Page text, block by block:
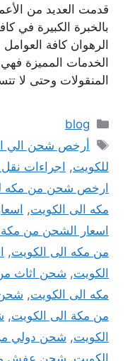
قدمت العديد من
بالخبرة الكبيرة في
الرهوان كافة
الخدمات المميزة
المنقولات وحتى لا
التصنيفات
blog
الوسوم
أرخص شحن الي
للكويت, اجراءات
ارخص شحن من مكه
مكه الى الكويت,
اسعار الشحن من
من مكه الى الكويت,
الكويت, شحن اثاث
مكه الى الكويت,
من مكة الى الكويت,
الكويت, شحن دولي